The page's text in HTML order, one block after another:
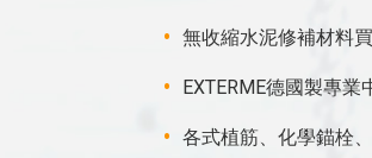
無收縮水泥修補材料
EXTERME德國製專業
各式植筋、化學錨栓